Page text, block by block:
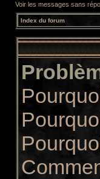
Voir les messages sans
Index du forum